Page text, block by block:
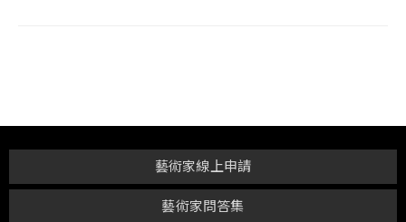
藝術家問答集
藝術家線上申請